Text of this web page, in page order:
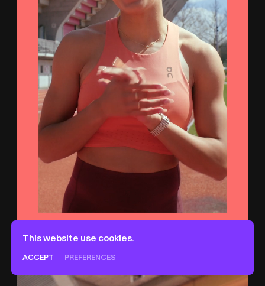
FrançaisEnglishDeutsch
This website use cookies.
ACCEPT PREFERENCES